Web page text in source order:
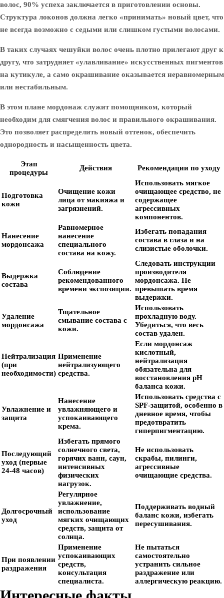
волос, 90% успеха заключается в приготовлении основы.
Структура локонов должна легко «принимать» новый цвет, что
не всегда возможно с седыми или слишком густыми волосами.
В таких случаях чешуйки волос очень плотно прилегают друг к
другу, что затрудняет «улавливание» искусственных пигментов
на кутикуле, а само окрашивание оказывается неравномерным
или нестабильным.
В этом плане мордонаж служит помощником, который
необходим для смягчения волос и правильного окрашивания.
Это позволяет распределить новый оттенок, обеспечить
однородность и насыщенность цвета.
Этап
процедуры
Действия Рекомендации по уходу
Подготовка
кожи
Очищение кожи
лица от макияжа и
загрязнений.
Использовать мягкое
очищающее средство, не
содержащее
агрессивных
компонентов.
Нанесение
мордонсажа
Равномерное
нанесение
специального
состава на кожу.
Избегать попадания
состава в глаза и на
слизистые оболочки.
Выдержка
состава
Соблюдение
рекомендованного
времени экспозиции.
Следовать инструкции
производителя
мордонсажа. Не
превышать время
выдержки.
Удаление
мордонсажа
Тщательное
смывание состава с
кожи.
Использовать
прохладную воду.
Убедиться, что весь
состав удален.
Нейтрализация
(при
необходимости)
Применение
нейтрализующего
средства.
Если мордонсаж
кислотный,
нейтрализация
обязательна для
восстановления pH
баланса кожи.
Увлажнение и
защита
Нанесение
увлажняющего и
успокаивающего
крема.
Использовать средства с
SPF-защитой, особенно в
дневное время, чтобы
предотвратить
гиперпигментацию.
Последующий
уход (первые
24-48 часов)
Избегать прямого
солнечного света,
горячих ванн, саун,
интенсивных
физических
нагрузок.
Не использовать
скрабы, пилинги,
агрессивные
очищающие средства.
Долгосрочный
уход
Регулярное
увлажнение,
использование
мягких очищающих
средств, защита от
солнца.
Поддерживать водный
баланс кожи, избегать
пересушивания.
При появлении
раздражения
Применение
успокаивающих
средств,
консультация
специалиста.
Не пытаться
самостоятельно
устранить сильное
раздражение или
аллергическую реакцию.